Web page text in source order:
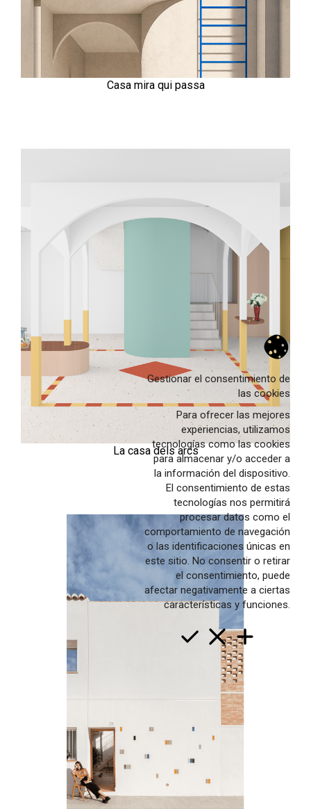
Gestionar el consentimiento de
las cookies
Para ofrecer las mejores
experiencias, utilizamos
tecnologías como las cookies
para almacenar y/o acceder a
la información del dispositivo.
El consentimiento de estas
tecnologías nos permitirá
procesar datos como el
comportamiento de navegación
o las identificaciones únicas en
este sitio. No consentir o retirar
el consentimiento, puede
afectar negativamente a ciertas
características y funciones.
tales
news
Projects
New construction
Rehabilitation
Interiors
Landscape
Competitions
Product
Contact
Architects
Trayectory
Casa mira qui passa
La casa dels arcs